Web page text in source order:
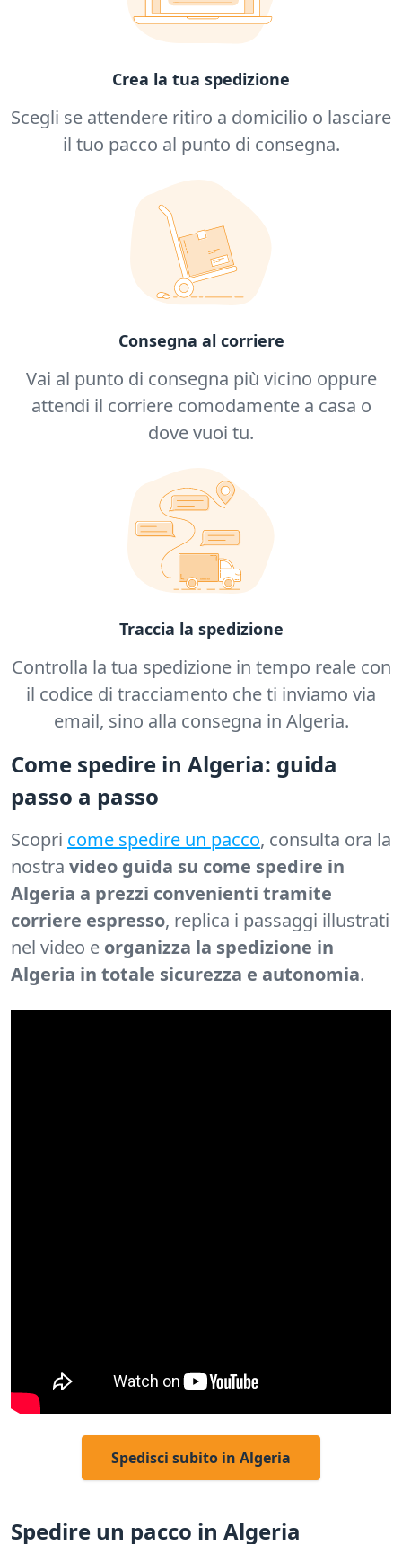
Crea la tua spedizione
Scegli se attendere ritiro a domicilio o lasciare
il tuo pacco al punto di consegna.
Consegna al corriere
Vai al punto di consegna più vicino oppure
attendi il corriere comodamente a casa o
dove vuoi tu.
Traccia la spedizione
Controlla la tua spedizione in tempo reale con
il codice di tracciamento che ti inviamo via
email, sino alla consegna in Algeria.
Come spedire in Algeria: guida
passo a passo
Scopri come spedire un pacco, consulta ora la
nostra video guida su come spedire in
Algeria a prezzi convenienti tramite
corriere espresso, replica i passaggi illustrati
nel video e organizza la spedizione in
Algeria in totale sicurezza e autonomia.
Spedisci subito in Algeria
Spedire un pacco in Algeria